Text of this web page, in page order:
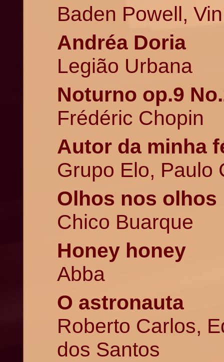
Baden Powell,
Andréa Doria
Legião Urbana
Noturno op.9
Frédéric Chopin
Autor da minha
Grupo Elo, Paulo
Olhos nos olhos
Chico Buarque
Honey honey
Abba
O astronauta
Roberto Carlos,
dos Santos